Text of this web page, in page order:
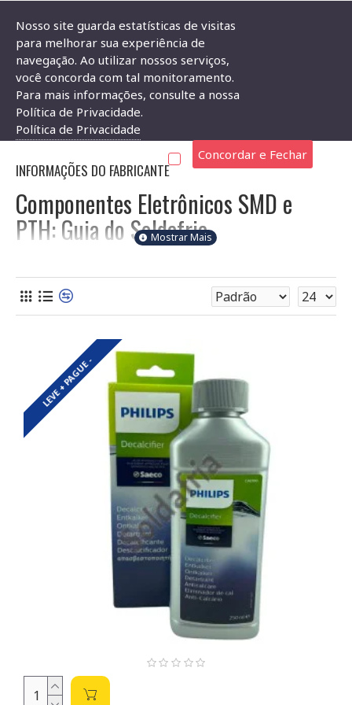
Descalcificante
DESCALCIFICANTE
INFORMAÇÕES DO FABRICANTE
Componentes Eletrônicos SMD e
PTH: Guia do Soldafria
Aqui você encontra uma ampla variedade de componentes
SMD (Surface Mount Device) e PTH (Through-Hole
Technology), também conhecidos como THT. Para escolher o
características essenciais. Com aproximadamente 10.000
itens em estoque, atendemos makers, estudantes, técnicos,
engenheiros e fabricantes.
Tipos de Componentes: SMD vs. PTH
SMD:
Componentes SMD são soldados diretamente na
superfície da placa de circuito impresso (PCB). São menores e
permitem maior densidade de componentes em um espaço
reduzido. Ideal para dispositivos compactos e miniaturizados.
A soldagem requer ferramentas especializadas como
estações de solda com pontas finas.
Componentes PTH possuem pinos que
atravessam o PCB e são soldados na parte inferior. São mais
fáceis de soldar manualmente, utilizando ferro de solda e fio
de solda, sendo uma boa opção para iniciantes. Geralmente
são maiores e mais robustos que os SMD.
Parâmetros Importantes na Escolha de
Resistores:
LEVE + PAGUE -
Nosso site guarda estatísticas de visitas
para melhorar sua experiência de
navegação. Ao utilizar nossos serviços,
você concorda com tal monitoramento.
Para mais informações, consulte a nossa
Política de Privacidade.
Política de Privacidade
Concordar e Fechar